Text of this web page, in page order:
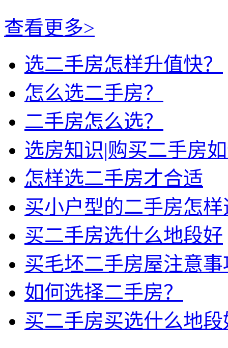
查看更多>
选二手房怎样升值快？
怎么选二手房？
二手房怎么选？
选房知识|购买二手房
怎样选二手房才合适
买小户型的二手房怎样
买二手房选什么地段好
买毛坯二手房屋注意事
如何选择二手房？
买二手房买选什么地段